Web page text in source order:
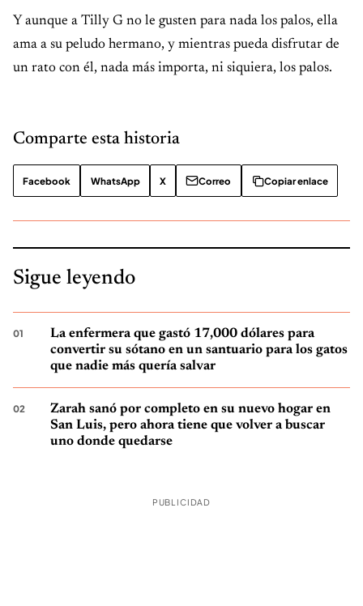
Y aunque a Tilly G no le gusten para nada los palos, ella
ama a su peludo hermano, y mientras pueda disfrutar de
un rato con él, nada más importa, ni siquiera, los palos.
Comparte esta historia
Facebook WhatsApp X Correo Copiar enlace
Sigue leyendo
La enfermera que gastó 17,000 dólares para
convertir su sótano en un santuario para los gatos
que nadie más quería salvar
Zarah sanó por completo en su nuevo hogar en
San Luis, pero ahora tiene que volver a buscar
uno donde quedarse
PUBLICIDAD